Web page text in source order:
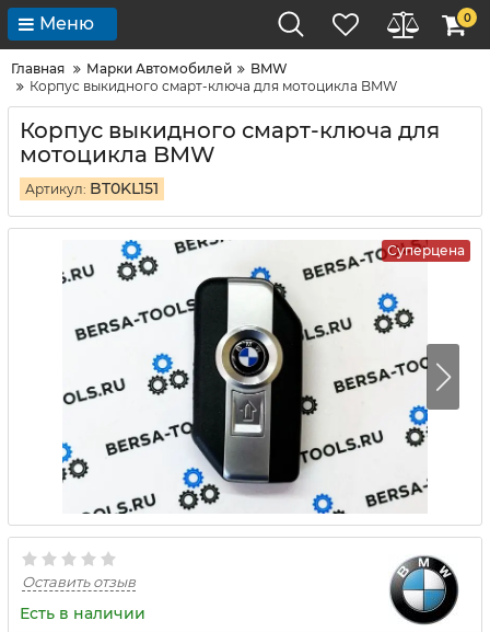
Меню 0
Главная Марки Автомобилей
BMW
Корпус выкидного смарт-ключа для мотоцикла BMW
Корпус выкидного смарт-ключа для
мотоцикла BMW
Артикул: BT0KL151
Суперцена
Оставить отзыв
Есть в наличии